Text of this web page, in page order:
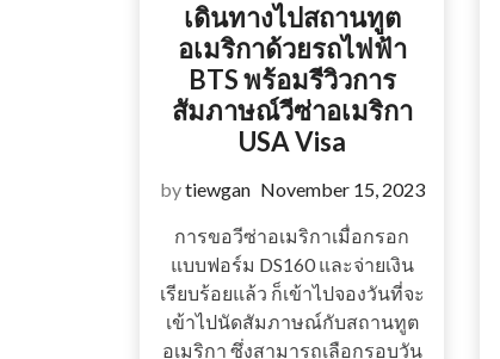
เดินทางไปสถานทูต
อเมริกาด้วยรถไฟฟ้า
BTS พร้อมรีวิวการ
สัมภาษณ์วีซ่าอเมริกา
USA Visa
bytiewgan November 15, 2023
การขอวีซ่าอเมริกาเมื่อกรอก
แบบฟอร์ม DS160 และจ่ายเงิน
เรียบร้อยแล้ว ก็เข้าไปจองวันที่จะ
เข้าไปนัดสัมภาษณ์กับสถานทูต
อเมริกา ซึ่งสามารถเลือกรอบวัน